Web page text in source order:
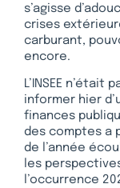
s’agisse
crises
carburant,
encore.
L’INSEE
informer hier
finances
des comptes a
de l’année
les
l’occurrence